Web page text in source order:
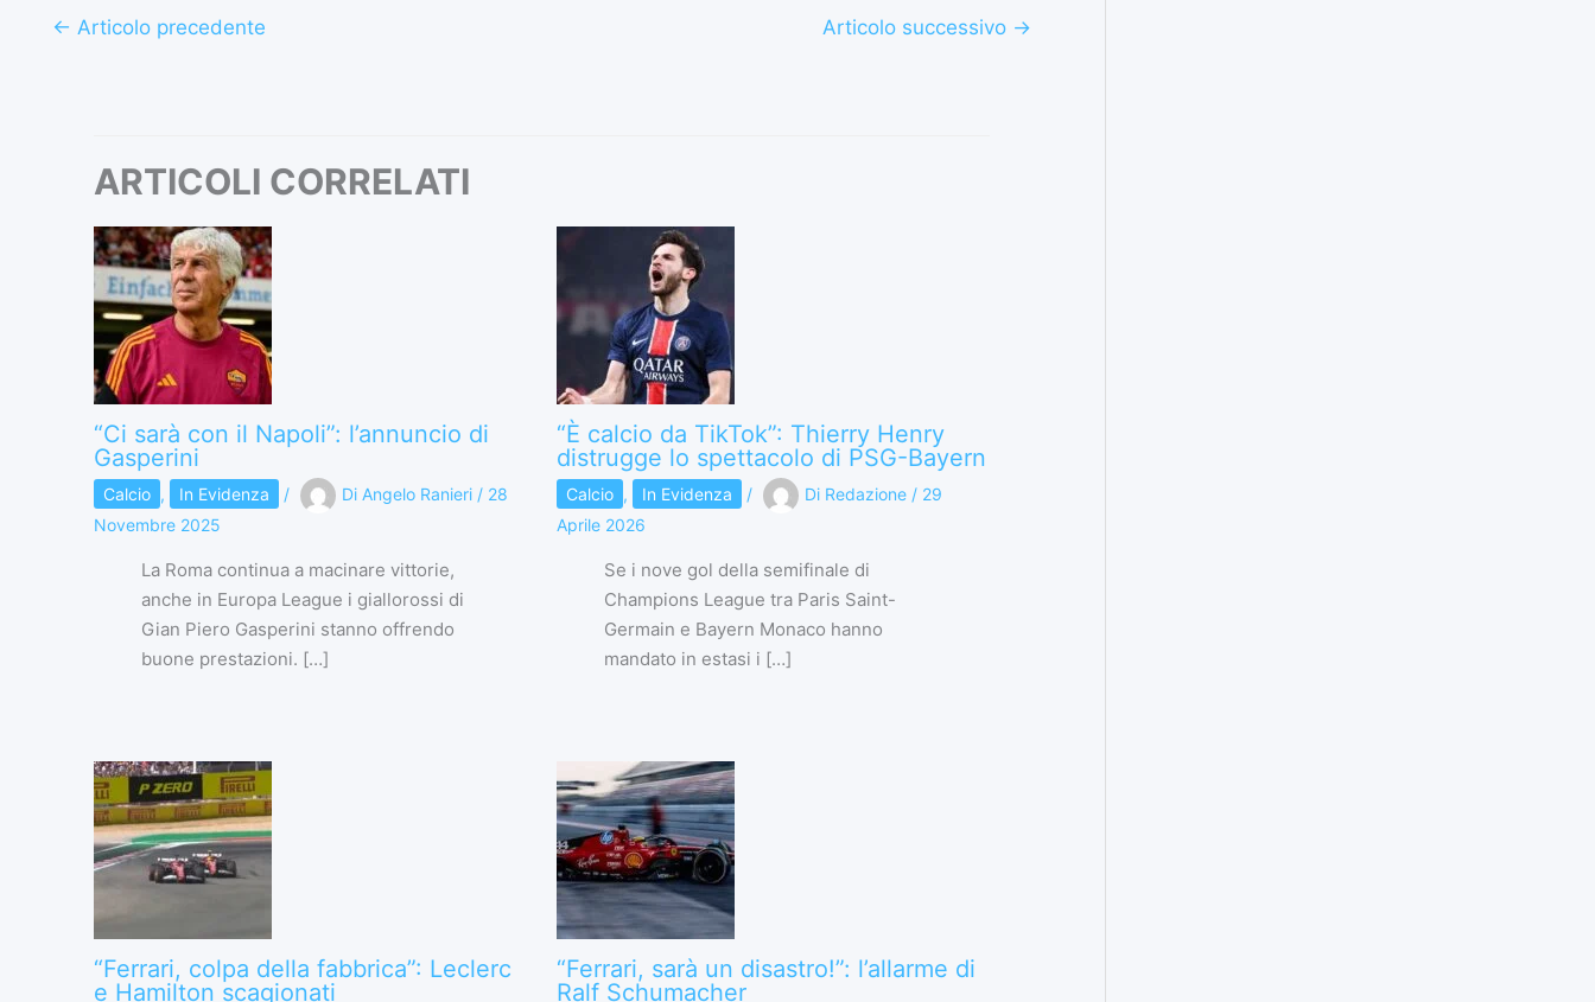
← Articolo precedente Articolo successivo →
ARTICOLI CORRELATI
“Ci sarà con il Napoli”: l’annuncio di
Gasperini
Calcio , In Evidenza / Di Angelo Ranieri / 28
Novembre 2025
La Roma continua a macinare vittorie,
anche in Europa League i giallorossi di
Gian Piero Gasperini stanno offrendo
buone prestazioni. […]
“È calcio da TikTok”: Thierry Henry
distrugge lo spettacolo di PSG-Bayern
Calcio , In Evidenza / Di Redazione / 29
Aprile 2026
Se i nove gol della semifinale di
Champions League tra Paris Saint-
Germain e Bayern Monaco hanno
mandato in estasi i […]
“Ferrari, colpa della fabbrica”: Leclerc
e Hamilton scagionati
“Ferrari, sarà un disastro!”: l’allarme di
Ralf Schumacher